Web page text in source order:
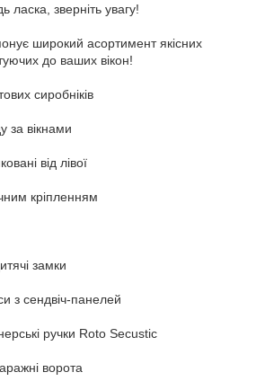
ласка, зверніть увагу!
широкий асортимент якісних
до ваших вікон!
сиробніків
за вікнами
від лівої
кріпленням
замки
з сендвіч-панелей
ручки Roto Secustic
ворота